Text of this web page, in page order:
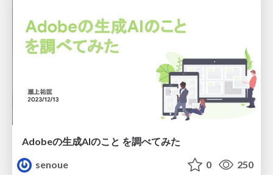
Adobeの生成AIのこと を調べてみた
senoue
0 250